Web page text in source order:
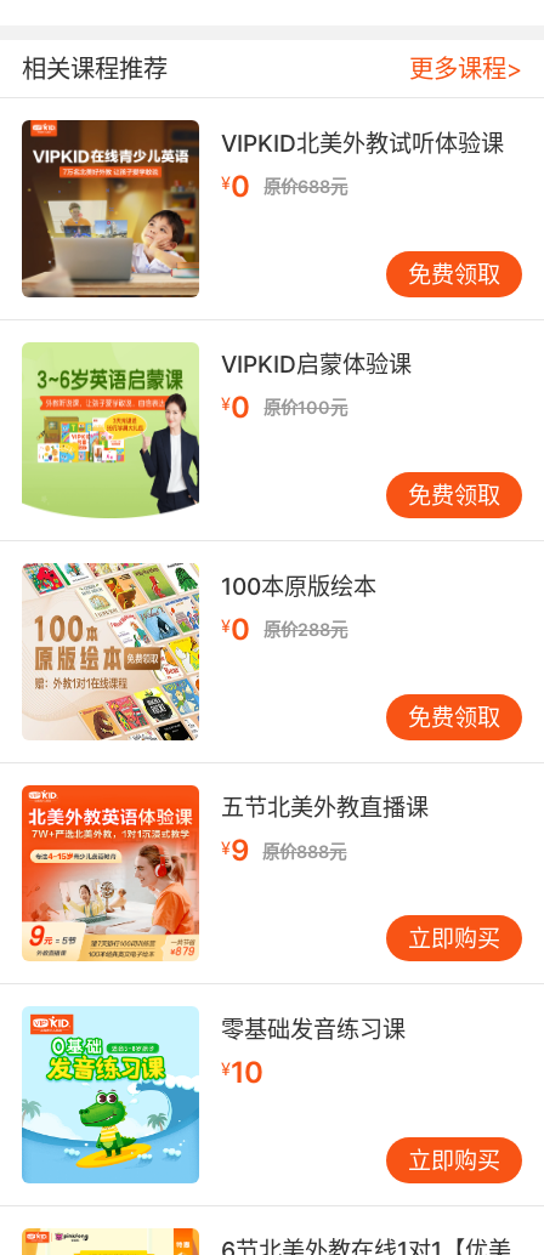
不用at，我们用的是in。
evening。所有这些当中只有一个例外。刚好就
是 morning。afternoon。evening。我们用的是
in。你记住了吗？
相关课程推荐 更多课程>
VIPKID北美外教试听体验课
¥0 原价688元
免费领取
VIPKID启蒙体验课
¥0 原价100元
免费领取
100本原版绘本
¥0 原价288元
免费领取
五节北美外教直播课
¥9 原价888元
立即购买
零基础发音练习课
¥10
立即购买